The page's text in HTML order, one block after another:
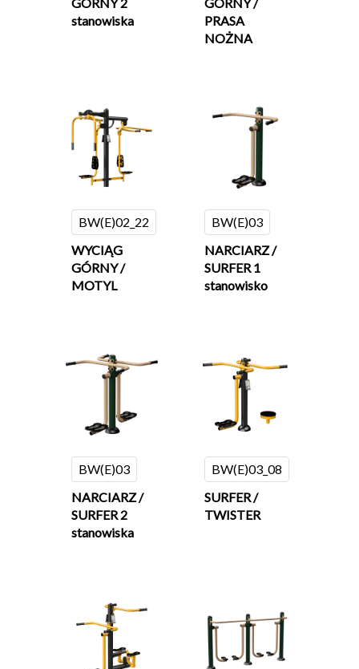
GÓRNY 2
stanowiska
GÓRNY /
PRASA
NOŻNA
BW(E)02_22
WYCIĄG
GÓRNY /
MOTYL
BW(E)03
NARCIARZ /
SURFER 1
stanowisko
BW(E)03
NARCIARZ /
SURFER 2
stanowiska
BW(E)03_08
SURFER /
TWISTER